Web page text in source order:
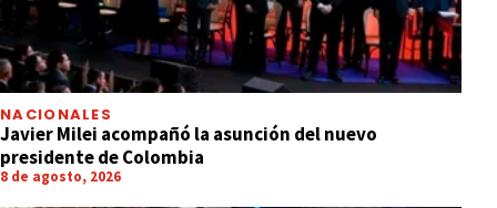
NACIONALES
Javier Milei acompañó la asunción del nuevo
presidente de Colombia
8 de agosto, 2026